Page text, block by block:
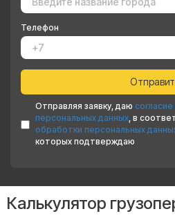
Телефон
Отправляя заявку, даю
персональных данных, в
обработки персональных
которых подтверждаю
Калькулятор